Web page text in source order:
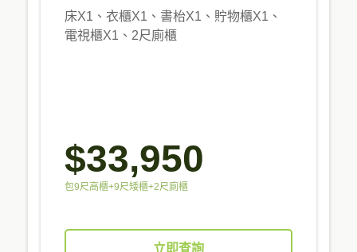
床X1、衣櫃X1、書枱X1、貯物櫃X1、
電視櫃X1、2尺廁櫃
$33,950
包9尺高櫃+9尺矮櫃+2尺廁櫃
立即查詢